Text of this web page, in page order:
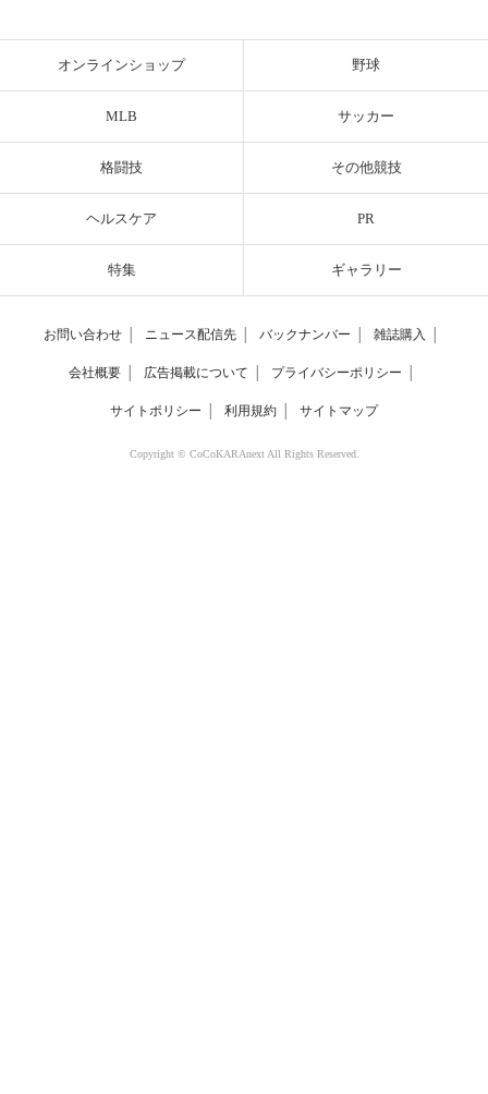
オンラインショップ 野球
MLB サッカー
格闘技 その他競技
ヘルスケア PR
特集 ギャラリー
お問い合わせ ニュース配信先 バックナンバー 雑誌購入
会社概要 広告掲載について プライバシーポリシー
サイトポリシー 利用規約 サイトマップ
Copyright © CoCoKARAnext All Rights Reserved.